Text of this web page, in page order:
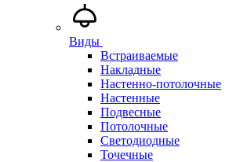
Виды
Встраиваемые
Накладные
Настенно-потолочные
Настенные
Подвесные
Потолочные
Светодиодные
Точечные